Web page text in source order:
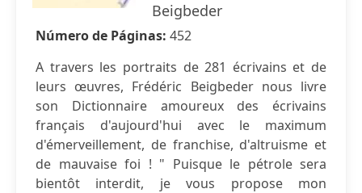
Beigbeder
Número de Páginas: 452
A travers les portraits de 281 écrivains et de
leurs œuvres, Frédéric Beigbeder nous livre
son Dictionnaire amoureux des écrivains
français d'aujourd'hui avec le maximum
d'émerveillement, de franchise, d'altruisme et
de mauvaise foi ! " Puisque le pétrole sera
bientôt interdit, je vous propose mon